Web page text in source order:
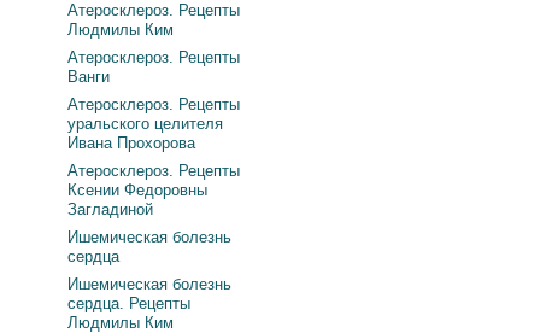
Атеросклероз. Рецепты
Людмилы Ким
Атеросклероз. Рецепты
Ванги
Атеросклероз. Рецепты
уральского целителя
Ивана Прохорова
Атеросклероз. Рецепты
Ксении Федоровны
Загладиной
Ишемическая болезнь
сердца
Ишемическая болезнь
сердца. Рецепты
Людмилы Ким